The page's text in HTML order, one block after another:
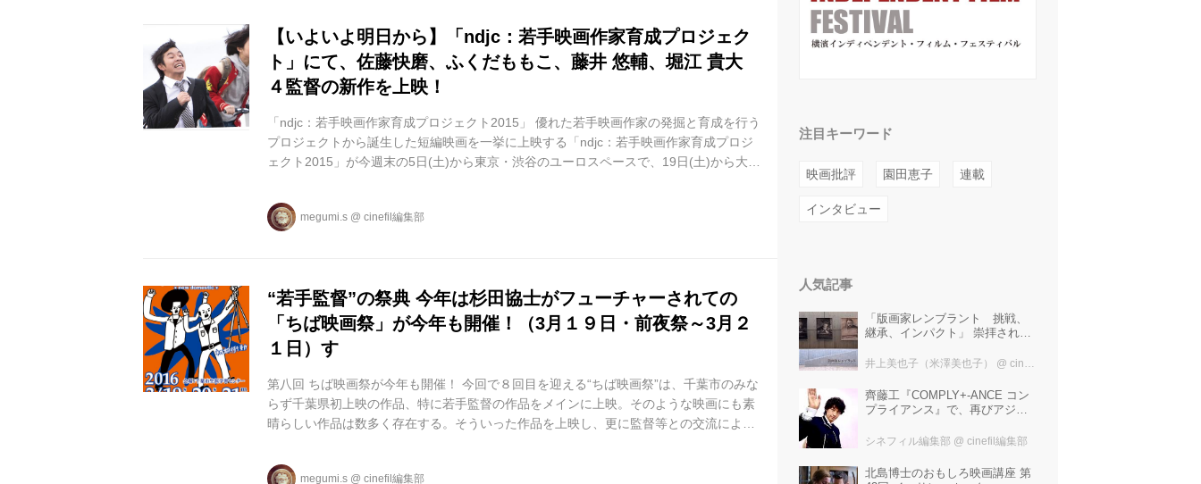
【いよいよ明日から】「ndjc：若手映画作家育成プロジェク
ト」にて、佐藤快磨、ふくだももこ、藤井 悠輔、堀江 貴大
４監督の新作を上映！
「ndjc：若手映画作家育成プロジェクト2015」 優れた若手映画作家の発掘と育成を行う
プロジェクトから誕生した短編映画を一挙に上映する「ndjc：若手映画作家育成プロジ
ェクト2015」が今週末の5日(土)から東京・渋谷のユーロスペースで、19日(土)から大阪
上映イベント「New Face Night」の記念すべき第一回目のゲストである佐藤快磨監督の
新作も上映される。 ndjc とは？ このプロジェクトでは、在野の優れた若手映画作家の発
megumi.s @ cinefil編集部
“若手監督”の祭典 今年は杉田協士がフューチャーされての
「ちば映画祭」が今年も開催！（3月１９日・前夜祭～3月２
１日）す
第八回 ちば映画祭が今年も開催！ 今回で８回目を迎える“ちば映画祭”は、千葉市のみな
らず千葉県初上映の作品、特に若手監督の作品をメインに上映。そのような映画にも素
晴らしい作品は数多く存在する。そういった作品を上映し、更に監督等との交流によっ
る。以前には、真利子哲也監督、村松正浩監督、山戸結希監督、田崎恵美監督、二宮健
megumi.s @ cinefil編集部
注目キーワード
映画批評 園田恵子 連載
インタビュー
人気記事
「版画家レンブラント 挑戦、
継承、インパクト」 崇拝され、
た版画技法！ 国立西洋美術館に
井上美也子（米澤美也子） @ cinefil編集部
齊藤工『COMPLY+-ANCE コン
プライアンス』で、再びアジア
際映画祭"インターナショナル・
シネフィル編集部 @ cinefil編集部
北島博士のおもしろ映画講座 第